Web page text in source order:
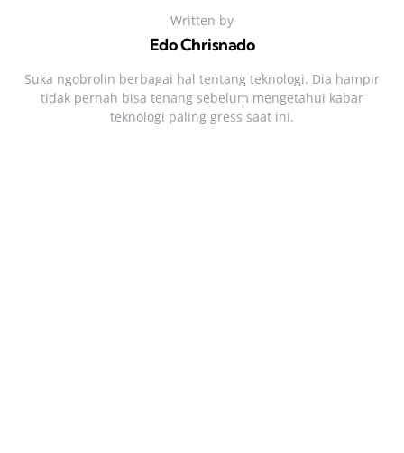
Written by
Edo Chrisnado
Suka ngobrolin berbagai hal tentang teknologi. Dia hampir
tidak pernah bisa tenang sebelum mengetahui kabar
teknologi paling gress saat ini.